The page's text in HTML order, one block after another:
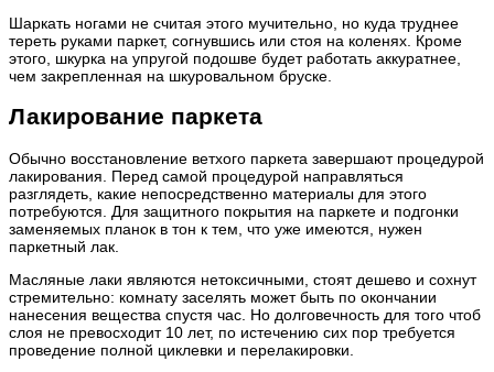
Шаркать ногами не считая этого мучительно, но куда труднее
тереть руками паркет, согнувшись или стоя на коленях. Кроме
этого, шкурка на упругой подошве будет работать аккуратнее,
чем закрепленная на шкуровальном бруске.
Лакирование паркета
Обычно восстановление ветхого паркета завершают процедурой
лакирования. Перед самой процедурой направляться
разглядеть, какие непосредственно материалы для этого
потребуются. Для защитного покрытия на паркете и подгонки
заменяемых планок в тон к тем, что уже имеются, нужен
паркетный лак.
Масляные лаки являются нетоксичными, стоят дешево и сохнут
стремительно: комнату заселять может быть по окончании
нанесения вещества спустя час. Но долговечность для того чтоб
слоя не превосходит 10 лет, по истечению сих пор требуется
проведение полной циклевки и перелакировки.